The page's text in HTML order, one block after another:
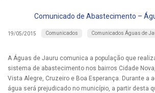
Comunicado de Abastecimento –
19/05/2015 Comunicados Comunicados Águas de
A Águas de Jauru comunica a população que
sistema de abastecimento nos bairros Cidade
Vista Alegre, Cruzeiro e Boa Esperança. Durante a
água será prejudicado no município, a partir desta